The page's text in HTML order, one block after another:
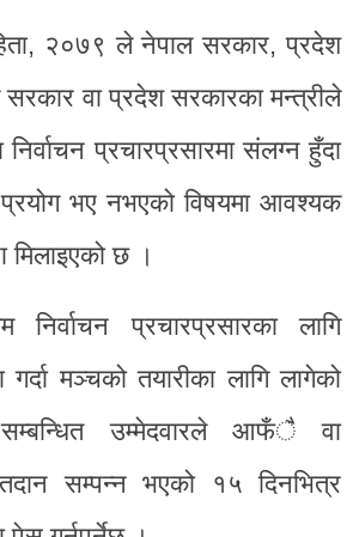
२०७९ ले नेपाल सरकार, प्रदेश
वा प्रदेश सरकारका मन्त्रीले
प्रचारप्रसारमा संलग्न हुँदा
भए नभएको विषयमा आवश्यक
मिलाइएको छ ।
निर्वाचन प्रचारप्रसारका लागि
मञ्चको तयारीका लागि लागेको
उम्मेदवारले आफँै वा
सम्पन्न भएको १५ दिनभित्र